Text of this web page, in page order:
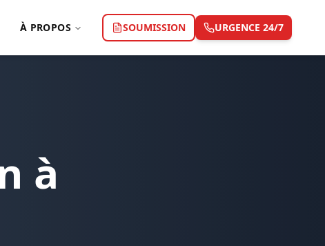
À PROPOS SOUMISSION URGENCE 24/7
à